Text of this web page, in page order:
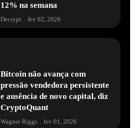
12% na semana
Decrypt . fev 02, 2026
Bitcoin não avança com
pressão vendedora persistente
e ausência de novo capital, diz
CryptoQuant
Wagner Riggs . fev 01, 2026